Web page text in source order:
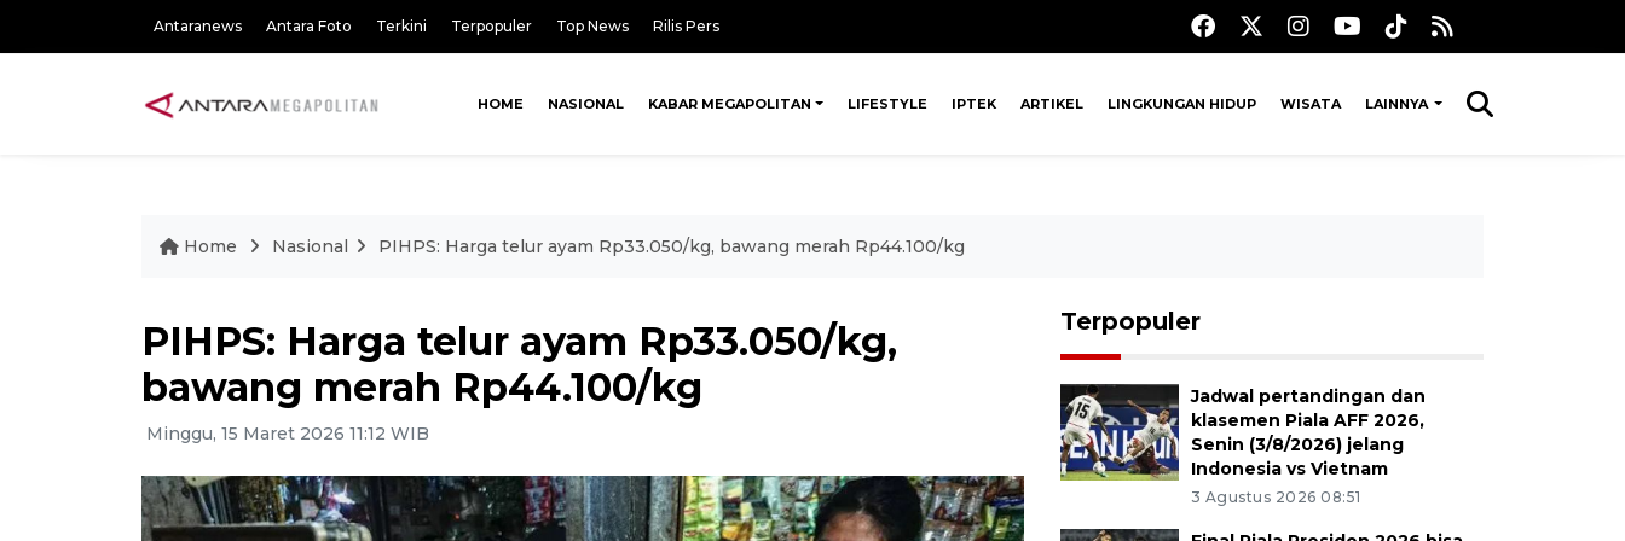
Antaranews Antara Foto Terkini Terpopuler Top News Rilis Pers
HOME NASIONAL KABAR MEGAPOLITAN LIFESTYLE IPTEK ARTIKEL LINGKUNGAN HIDUP WISATA LAINNYA
Home Nasional PIHPS: Harga telur ayam Rp33.050/kg, bawang merah Rp44.100/kg
PIHPS: Harga telur ayam Rp33.050/kg,
bawang merah Rp44.100/kg
Minggu, 15 Maret 2026 11:12 WIB
Terpopuler
Jadwal pertandingan dan
klasemen Piala AFF 2026,
Senin (3/8/2026) jelang
Indonesia vs Vietnam
3 Agustus 2026 08:51